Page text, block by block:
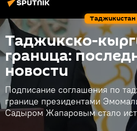
Таджикистан
Таджикско-
граница:
новости
Подписание соглашения по
границе президентами
Садыром Жапаровым стало